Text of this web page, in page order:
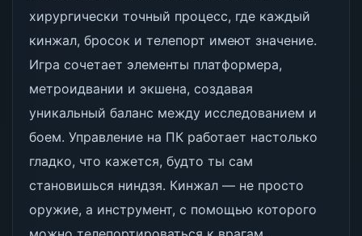
хирургически точный процесс, где каждый
кинжал, бросок и телепорт имеют значение.
Игра сочетает элементы платформера,
метроидвании и экшена, создавая
уникальный баланс между исследованием и
боем. Управление на ПК работает настолько
гладко, что кажется, будто ты сам
становишься ниндзя. Кинжал — не просто
оружие, а инструмент, с помощью которого